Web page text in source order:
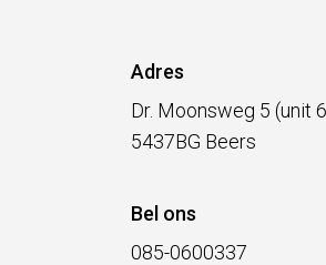
Adres
Dr. Moonsweg 5 (unit
5437BG Beers
Bel ons
085-0600337